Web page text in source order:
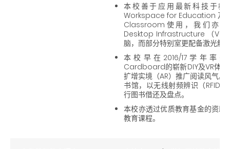
本校善于应用最新科技于
Workspace for Education 及
Classroom使用，我们亦于
Desktop Infrastructure （VDI
脑，而部分特别室更配备激光触
本校早在2016/17学年率
Cardboard的崭新DIY及VR体验
扩增实境（AR）推广阅读风气
书馆，以无线射频辨识（RFID
行图书借还及盘点。
本校亦透过优质教育基金的资助
教育课程。